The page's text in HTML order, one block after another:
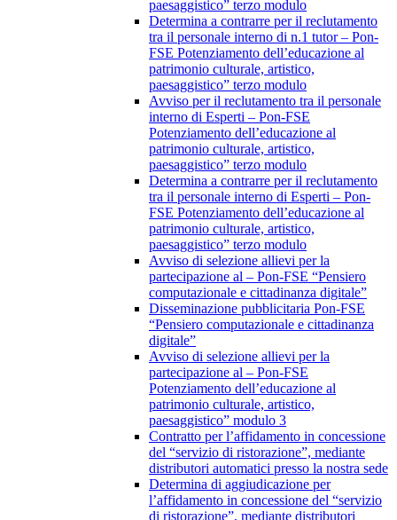
paesaggistico” terzo modulo
Determina a contrarre per il reclutamento
tra il personale interno di n.1 tutor – Pon-
FSE Potenziamento dell’educazione al
patrimonio culturale, artistico,
paesaggistico” terzo modulo
Avviso per il reclutamento tra il personale
interno di Esperti – Pon-FSE
Potenziamento dell’educazione al
patrimonio culturale, artistico,
paesaggistico” terzo modulo
Determina a contrarre per il reclutamento
tra il personale interno di Esperti – Pon-
FSE Potenziamento dell’educazione al
patrimonio culturale, artistico,
paesaggistico” terzo modulo
Avviso di selezione allievi per la
partecipazione al – Pon-FSE “Pensiero
computazionale e cittadinanza digitale”
Disseminazione pubblicitaria Pon-FSE
“Pensiero computazionale e cittadinanza
digitale”
Avviso di selezione allievi per la
partecipazione al – Pon-FSE
Potenziamento dell’educazione al
patrimonio culturale, artistico,
paesaggistico” modulo 3
Contratto per l’affidamento in concessione
del “servizio di ristorazione”, mediante
distributori automatici presso la nostra sede
Determina di aggiudicazione per
l’affidamento in concessione del “servizio
di ristorazione”, mediante distributori